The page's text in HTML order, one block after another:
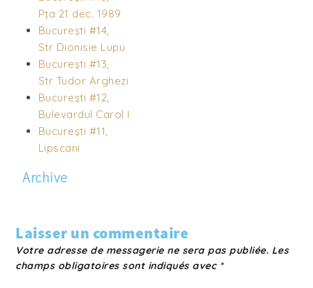
Pţa 21 dec. 1989
Bucureşti #14,
Str Dionisie Lupu
Bucureşti #13,
Str Tudor Arghezi
Bucureşti #12,
Bulevardul Carol I
Bucureşti #11,
Lipscani
Archive
Laisser un commentaire
Votre adresse de messagerie ne sera pas publiée. Les
champs obligatoires sont indiqués avec *